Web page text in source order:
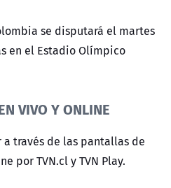
se disputará el martes
en el Estadio Olímpico
VIVO Y ONLINE
través de las pantallas de
por TVN.cl y TVN Play.